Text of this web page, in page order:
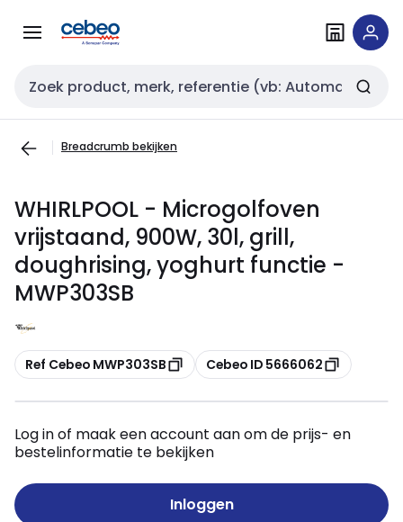
naar
naar
Zoekveld invoer
Breadcrumb bekijken
WHIRLPOOL - Microgolfoven
vrijstaand, 900W, 30l, grill,
doughrising, yoghurt functie -
MWP303SB
Kopiëren
Ref Cebeo MWP303SB Kopiëren
Cebeo ID 5666062
Log in of maak een account aan om de prijs- en
bestelinformatie te bekijken
Inloggen